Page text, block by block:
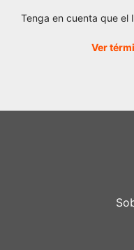
Tenga en cuenta que el
Ver